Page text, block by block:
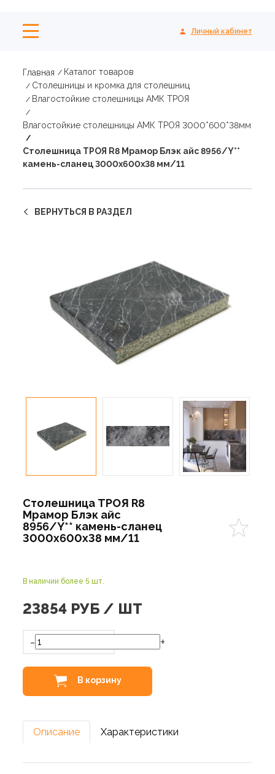
Личный кабинет
Главная
Каталог товаров
Столешницы и кромка для столешниц
Влагостойкие столешницы АМК ТРОЯ
Влагостойкие столешницы АМК ТРОЯ 3000*600*38мм
Столешница ТРОЯ R8 Мрамор Блэк айс 8956/Y**
камень-сланец 3000х600х38 мм/11
ВЕРНУТЬСЯ В РАЗДЕЛ
Столешница ТРОЯ R8
Мрамор Блэк айс
8956/Y** камень-сланец
3000х600х38 мм/11
В наличии более 5 шт.
23854 РУБ / ШТ
- +
В корзину
Описание Характеристики